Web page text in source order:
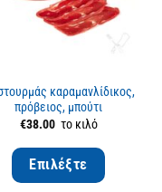
καραμανλίδικος,
πρόβειος, μπούτι
€38.00το κιλό
Επιλέξτε